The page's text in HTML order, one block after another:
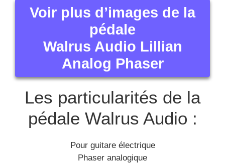
Voir plus d’images de la
pédale
Walrus Audio Lillian
Analog Phaser
Les particularités de la
pédale Walrus Audio :
Pour guitare électrique
Phaser analogique